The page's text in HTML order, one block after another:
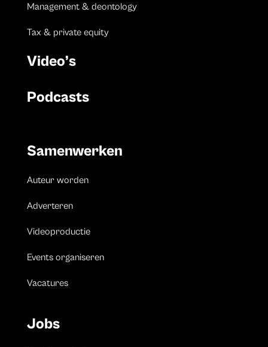
Management & deontology
Tax & private equity
Video’s
Podcasts
Samenwerken
Auteur worden
Adverteren
Videoproductie
Events organiseren
Vacatures
Jobs